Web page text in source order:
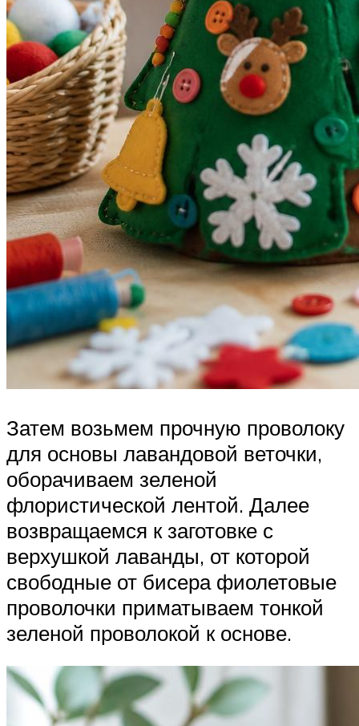
Затем возьмем прочную проволоку
для основы лавандовой веточки,
оборачиваем зеленой
флористической лентой. Далее
возвращаемся к заготовке с
верхушкой лаванды, от которой
свободные от бисера фиолетовые
проволочки приматываем тонкой
зеленой проволокой к основе.